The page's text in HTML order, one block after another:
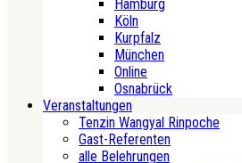
Hamburg
Köln
Kurpfalz
München
Online
Osnabrück
Veranstaltungen
Tenzin Wangyal Rinpoche
Gast-Referenten
alle Belehrungen